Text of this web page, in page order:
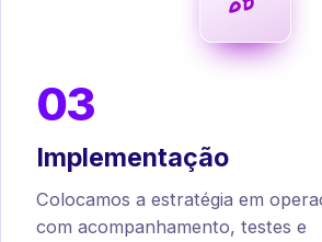
03
Implementação
Colocamos a estratégia em
com acompanhamento, testes e